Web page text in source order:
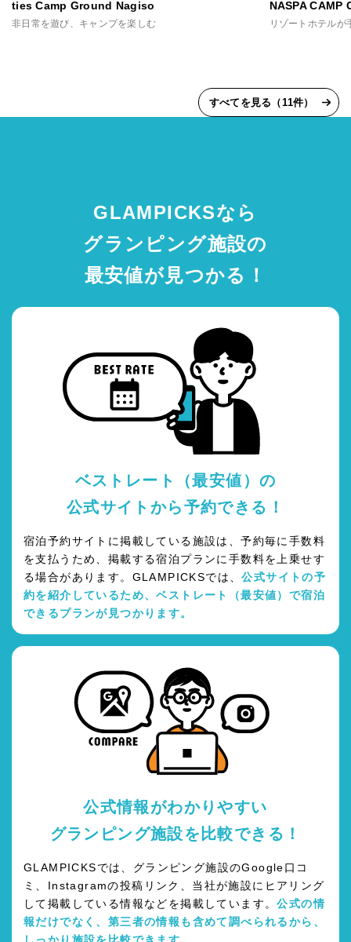
ties Camp Ground Nagiso
非日常を遊び、キャンプを楽しむ
NASPA CAMP
すべてを見る（11件）
GLAMPICKSなら
グランピング施設の
最安値が見つかる！
ベストレート（最安値）の
公式サイトから予約できる！
宿泊予約サイトに掲載している施設は、予約毎に手数料
を支払うため、掲載する宿泊プランに手数料を上乗せす
る場合があります。GLAMPICKSでは、公式サイトの予
約を紹介しているため、ベストレート（最安値）で宿泊
できるプランが見つかります。
公式情報がわかりやすい
グランピング施設を比較できる！
GLAMPICKSでは、グランピング施設のGoogle口コ
ミ、Instagramの投稿リンク、当社が施設にヒアリング
して掲載している情報などを掲載しています。公式の情
報だけでなく、第三者の情報も含めて調べられるから、
しっかり施設を比較できます。